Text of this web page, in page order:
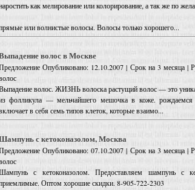
как мелирование или колорирование, а так же по
или волнистые волосы. Волосы только хорошего...
волос в Москве
Опубликовано: 12.10.2007 | Срок на 3 месяца |
волос. ЖИЗНЬ волоска растущий волос — это
фолликула — мельчайшего мешочка в коже.
в себя семь типов клеток, которые взаимо...
с кетоконазолом, Москва
Опубликовано: 07.10.2007 | Срок на 3 месяца |
с кетоконазолом. Предоставляем шампунь с
Оптом хорошие скидки. 8-905-722-2303